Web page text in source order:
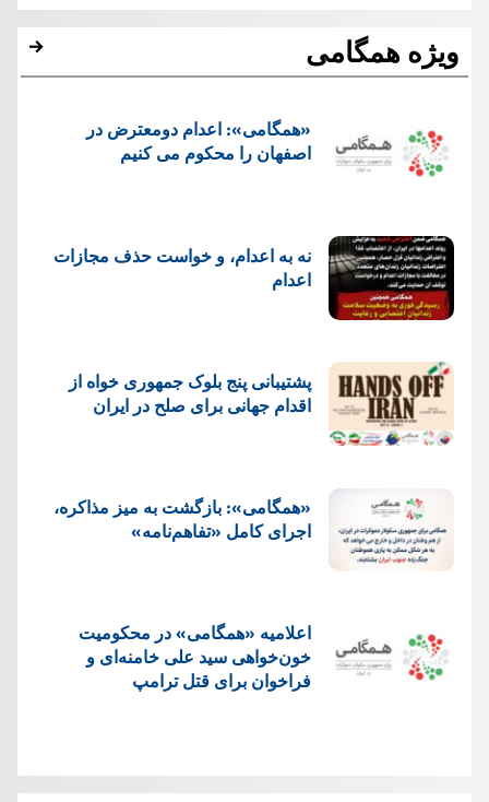
ویژه همگامی
«همگامی»: اعدام دومعترض در
اصفهان را محکوم می کنیم
نه به اعدام، و خواست حذف مجازات
اعدام
پشتيبانی پنج بلوک جمهوری خواه از
اقدام جهانی برای صلح در ایران
«همگامی»: بازگشت به میز مذاکره،
اجرای کامل «تفاهم‌نامه»
اعلامیه «همگامی» در محکومیت
خون‌خواهی سید علی خامنه‌ای و
فراخوان برای قتل ترامپ